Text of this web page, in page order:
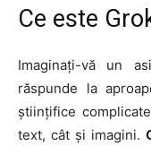
Ce este
Imaginați-vă un
răspunde la
științifice
text, cât și imagini.